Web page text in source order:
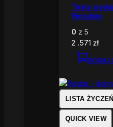
Testy
Pingdom
0 z 5
2 .571 zł
DODAJ
LISTA ŻYCZEŃ
QUICK VIEW